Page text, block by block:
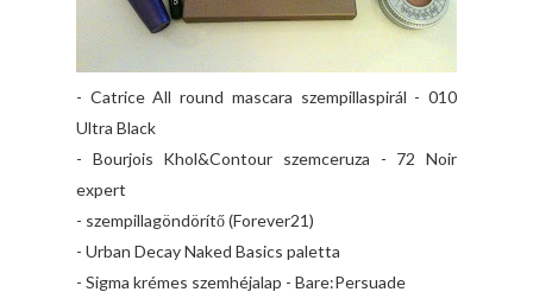
- Catrice All round mascara szempillaspirál - 010
Ultra Black
- Bourjois Khol&Contour szemceruza - 72 Noir
expert
- szempillagöndörítő (Forever21)
- Urban Decay Naked Basics paletta
- Sigma krémes szemhéjalap - Bare:Persuade